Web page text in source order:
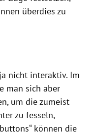
überdies zu
nicht interaktiv. Im
man sich aber
um die zumeist
zu fesseln,
können die